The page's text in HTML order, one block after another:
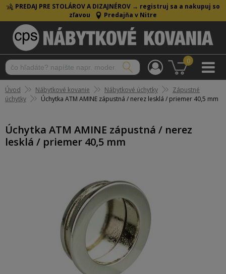
PREDAJ PRE STOLÁROV A DIZAJNÉROV → registruj sa a nakupuj so
zľavou
Predajňa v Nitre
0
Úvod Nábytkové kovanie Nábytkové úchytky
Zápustné
úchytky
Úchytka ATM AMINE zápustná / nerez lesklá / priemer 40,5 mm
Úchytka ATM AMINE zápustná / nerez
lesklá / priemer 40,5 mm